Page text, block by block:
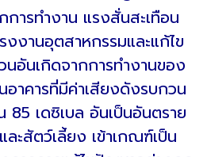
ารทำงาน แรงสั่นสะเทือน
งงานอุตสาหกรรมและแก้ไข
อันเกิดจากการทำงานของ
อาคารที่มีค่าเสียงดังรบกวน
85 เดซิเบล อันเป็นอันตราย
ะสัตว์เลี้ยง เข้าเกณฑ์เป็น